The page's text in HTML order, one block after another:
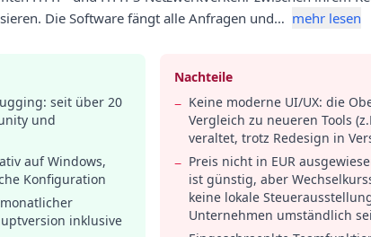
Die Software fängt alle Anfragen und… mehr lesen
seit über 20
und
auf Windows,
Konfiguration
inklusive
Nachteile
− Keine moderne UI/UX: die
Vergleich zu neueren Tools
veraltet, trotz Redesign in
− Preis nicht in EUR
ist günstig, aber
keine lokale
Unternehmen umständlich